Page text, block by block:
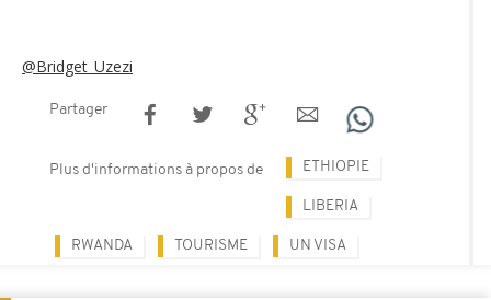
@Bridget_Uzezi
Partager
Plus d'informations à propos de ETHIOPIE
LIBERIA
RWANDA TOURISME UN VISA